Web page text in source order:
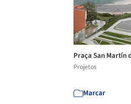
Praça San Martín
Projetos
Marcar